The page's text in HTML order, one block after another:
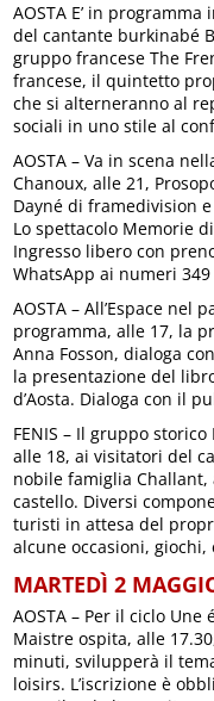
AOSTA E’ in
del cantante burkinabé
gruppo francese The
francese, il quintetto
che si alterneranno al
sociali in uno stile al
AOSTA – Va in scena
Chanoux, alle 21,
Dayné di framedivision
Lo spettacolo Memorie
Ingresso libero con
WhatsApp ai numeri 349
AOSTA – All’Espace nel
programma, alle 17, la
Anna Fosson, dialoga
la presentazione del
d’Aosta. Dialoga con il
FENIS – Il gruppo
alle 18, ai visitatori del
nobile famiglia Challant,
castello. Diversi
turisti in attesa del
alcune occasioni,
MARTEDÌ 2
AOSTA – Per il ciclo
Maistre ospita, alle
minuti, svilupperà il
loisirs. L’iscrizione è